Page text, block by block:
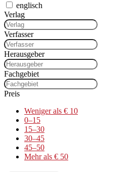
englisch
Ver­lag
Ver­fass­er
Her­aus­ge­ber
Fachge­bi­et
Preis
Weniger als € 10
0–15
15–30
30–45
45–50
Mehr als € 50